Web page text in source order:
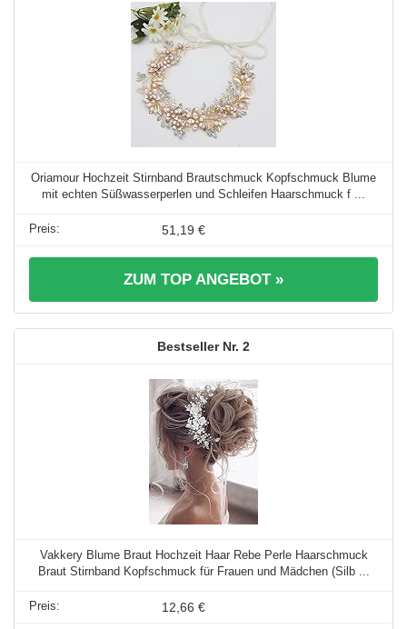
Oriamour Hochzeit Stirnband Brautschmuck Kopfschmuck Blume
mit echten Süßwasserperlen und Schleifen Haarschmuck f ...
51,19 €
ZUM TOP ANGEBOT »
2
Vakkery Blume Braut Hochzeit Haar Rebe Perle Haarschmuck
Braut Stirnband Kopfschmuck für Frauen und Mädchen (Silb ...
12,66 €